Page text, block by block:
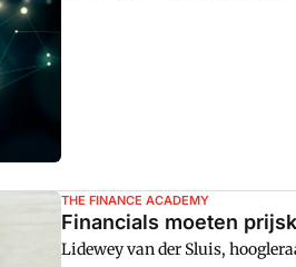
THE FINANCE ACADEMY
Financials moeten
Lidewey van der Sluis,